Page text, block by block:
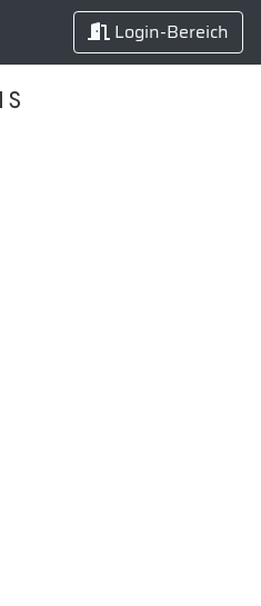
Login-Bereich